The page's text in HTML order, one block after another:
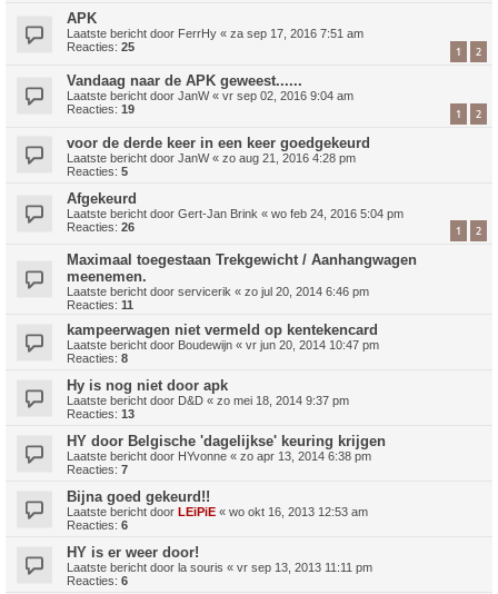
APK
Laatste bericht door FerrHy « za sep 17, 2016 7:51 am
Reacties: 25 1 2
Vandaag naar de APK geweest......
Laatste bericht door JanW« vr sep 02, 2016 9:04 am
Reacties: 19 1 2
voor de derde keer in een keer goedgekeurd
Laatste bericht door JanW« zo aug 21, 2016 4:28 pm
Reacties: 5
Afgekeurd
Laatste bericht door Gert-Jan Brink « wo feb 24, 2016 5:04 pm
Reacties: 26 1 2
Maximaal toegestaan Trekgewicht / Aanhangwagen
meenemen.
Laatste bericht door servicerik « zo jul 20, 2014 6:46 pm
Reacties: 11
kampeerwagen niet vermeld op kentekencard
Laatste bericht door Boudewijn « vr jun 20, 2014 10:47 pm
Reacties: 8
Hy is nog niet door apk
Laatste bericht door D&D « zo mei 18, 2014 9:37 pm
Reacties: 13
HY door Belgische 'dagelijkse' keuring krijgen
Laatste bericht door HYvonne « zo apr 13, 2014 6:38 pm
Reacties: 7
Bijna goed gekeurd!!
Laatste bericht door LEiPiE « wo okt 16, 2013 12:53 am
Reacties: 6
HY is er weer door!
Laatste bericht door la souris « vr sep 13, 2013 11:11 pm
Reacties: 6